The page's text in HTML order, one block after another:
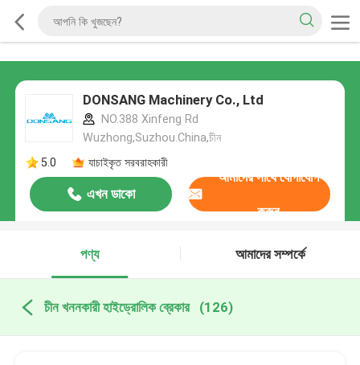
DONSANG Machinery Co., Ltd
NO.388 Xinfeng Rd
Wuzhong,Suzhou.China,চীন
5.0
যাচাইকৃত সরবরাহকারী
এখন ডাকো
আমাদের সাথে যোগাযোগ
করুন
পণ্য আমাদের সম্পর্কে
চীন খননকারী হাইড্রোলিক ব্রেকার (126)